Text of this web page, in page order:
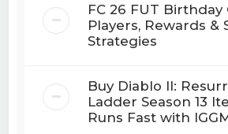
FC 26 FUT Birthday
Players, Rewards &
Strategies
Buy Diablo II:
Ladder Season 13
Runs Fast with